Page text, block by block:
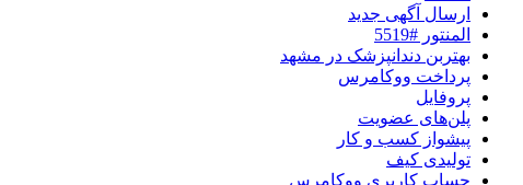
ارسال آگهی جدید
المنتور #5519
بهتربن دندانپزشک در مشهد
پرداخت ووکامرس
پروفایل
پلن‌های عضویت
پیشواز کسب و کار
تولیدی کیف
حساب کاربری ووکامرس